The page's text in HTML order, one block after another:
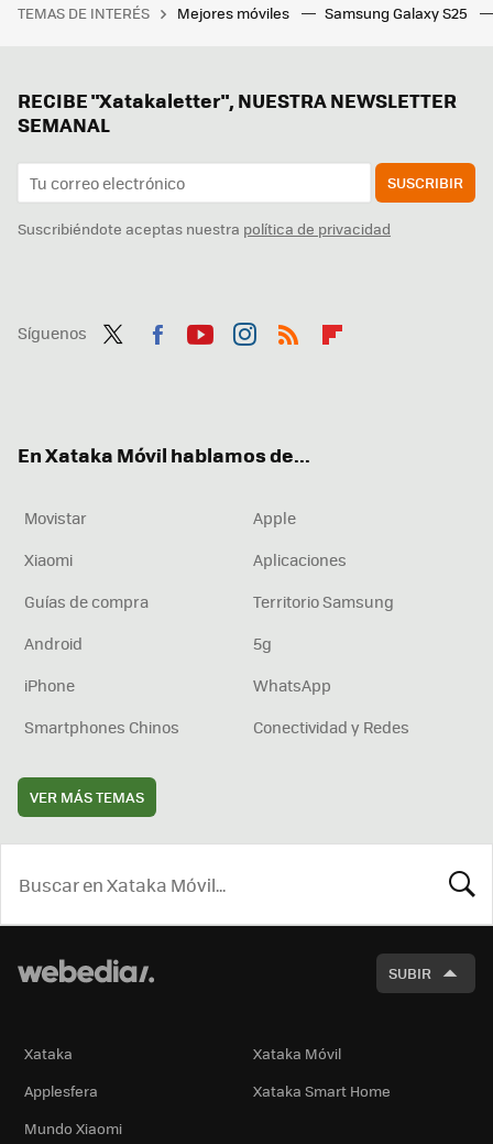
TEMAS DE INTERÉS Mejores móviles Samsung Galaxy S25
RECIBE "Xatakaletter", NUESTRA NEWSLETTER
SEMANAL
SUSCRIBIR
Suscribiéndote aceptas nuestra política de privacidad
Síguenos
En Xataka Móvil hablamos de...
Movistar
Apple
Xiaomi
Aplicaciones
Guías de compra
Territorio Samsung
Android
5g
iPhone
WhatsApp
Smartphones Chinos
Conectividad y Redes
VER MÁS TEMAS
SUBIR
Xataka
Xataka Móvil
Applesfera
Xataka Smart Home
Mundo Xiaomi